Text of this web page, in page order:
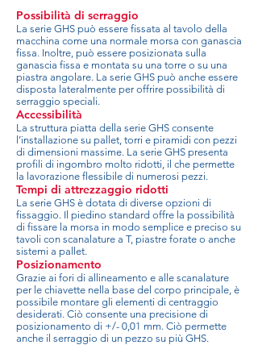
Possibilità di serraggio
La serie GHS può essere fissata al tavolo della
macchina come una normale morsa con ganascia
fissa. Inoltre, può essere posizionata sulla
ganascia fissa e montata su una torre o su una
piastra angolare. La serie GHS può anche essere
disposta lateralmente per offrire possibilità di
serraggio speciali.
Accessibilità
La struttura piatta della serie GHS consente
l’installazione su pallet, torri e piramidi con pezzi
di dimensioni massime. La serie GHS presenta
profili di ingombro molto ridotti, il che permette
la lavorazione flessibile di numerosi pezzi.
Tempi di attrezzaggio ridotti
La serie GHS è dotata di diverse opzioni di
fissaggio. Il piedino standard offre la possibilità
di fissare la morsa in modo semplice e preciso su
tavoli con scanalature a T, piastre forate o anche
sistemi a pallet.
Posizionamento
Grazie ai fori di allineamento e alle scanalature
per le chiavette nella base del corpo principale, è
possibile montare gli elementi di centraggio
desiderati. Ciò consente una precisione di
posizionamento di +/- 0,01 mm. Ciò permette
anche il serraggio di un pezzo su più GHS.